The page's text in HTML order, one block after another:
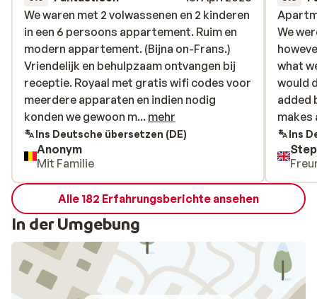
We waren met 2 volwassenen en 2 kinderen
in een 6 persoons appartement. Ruim en
modern appartement. (Bijna on-Frans.)
Vriendelijk en behulpzaam ontvangen bij
receptie. Royaal met gratis wifi codes voor
meerdere apparaten en indien nodig
konden we gewoon meer codes krijgen.
Auto met dakkoffer kon voor €50/week in
de autogarage van de Résidence. Grote
supermarkt direct naast de
accommodatie.
We waren met 2 volwassenen en 2 kinderen
in een 6 persoons appartement. Ruim en
modern appartement. (Bijna on-Frans.)
Vriendelijk en behulpzaam ontvangen bij
receptie. Royaal met gratis wifi codes voor
meerdere apparaten en indien nodig
konden we gewoon m... mehr
Ins Deutsche übersetzen (DE)
Anonym
Mit Familie
We
what
would
added
makes
We
what
would
added
makes
Ins
Alle 182 Erfahrungsberichte ansehen
In der Umgebung